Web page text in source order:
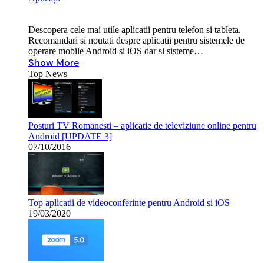
Descopera cele mai utile aplicatii pentru telefon si tableta.
Recomandari si noutati despre aplicatii pentru sistemele de
operare mobile Android si iOS dar si sisteme…
Show More
Top News
Posturi TV Romanesti – aplicatie de televiziune online pentru
Android [UPDATE 3]
07/10/2016
Top aplicatii de videoconferinte pentru Android si iOS
19/03/2020